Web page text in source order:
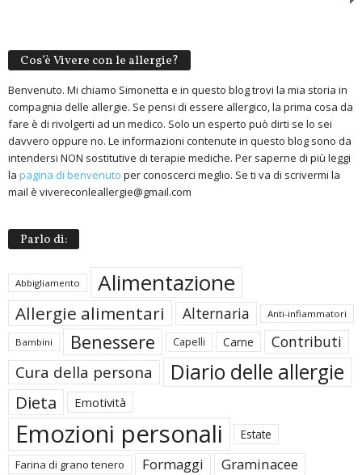
Cos’è Vivere con le allergie?
Benvenuto. Mi chiamo Simonetta e in questo blog trovi la mia storia in
compagnia delle allergie. Se pensi di essere allergico, la prima cosa da
fare è di rivolgerti ad un medico. Solo un esperto può dirti se lo sei
davvero oppure no. Le informazioni contenute in questo blog sono da
intendersi NON sostitutive di terapie mediche. Per saperne di più leggi
la pagina di benvenuto per conoscerci meglio. Se ti va di scrivermi la
mail è vivereconleallergie@gmail.com
Parlo di:
Abbigliamento Alimentazione
Allergie alimentari Alternaria Anti-infiammatori
Bambini Benessere Capelli Carne Contributi
Cura della persona Diario delle allergie
Dieta Emotività
Emozioni personali Estate
Farina di grano tenero Formaggi Graminacee